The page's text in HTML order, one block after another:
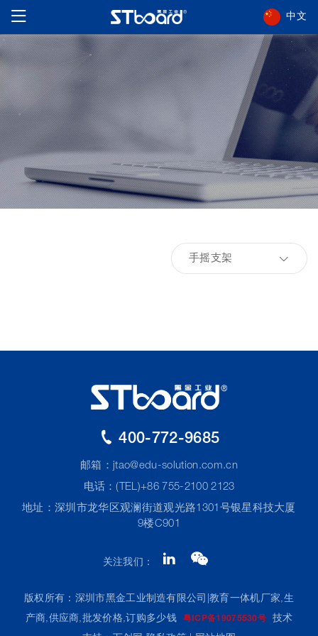
中文
手摇支架
400-772-9685
邮箱： jtao@edu-solution.com.cn
电话：(TEL)+86 755-2100 2123
地址：深圳市龙华区观澜街道观光路1301号银星科技大厦
9楼C901
关注我们：
版权所有：深圳市黑金工业制造有限公司|教育一体机厂家,生
产商,供应商,批发价格,订购多少钱
粤ICP备19075530号
技术